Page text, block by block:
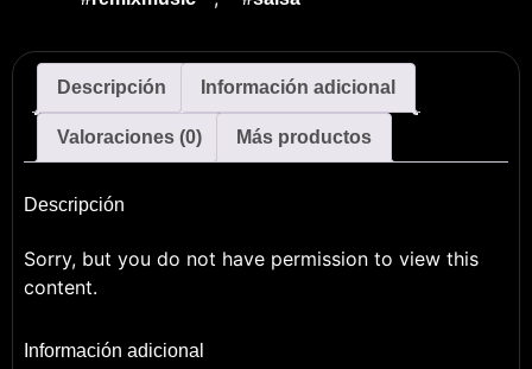
Descripción Información adicional
Valoraciones (0) Más productos
Descripción
Sorry, but you do not have permission to view this
content.
Información adicional